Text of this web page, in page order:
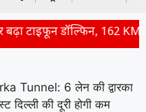
टाइफून डॉल्फिन, 162 KMPH
Tunnel: 6 लेन की द्वारका
की दूरी होगी कम